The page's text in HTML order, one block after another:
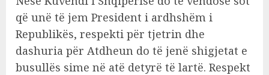
që unë të jem President i ardhshëm i
Republikës, respekti për tjetrin dhe
dashuria për Atdheun do të jenë shigjetat e
busullës sime në atë detyrë të lartë. Respekt